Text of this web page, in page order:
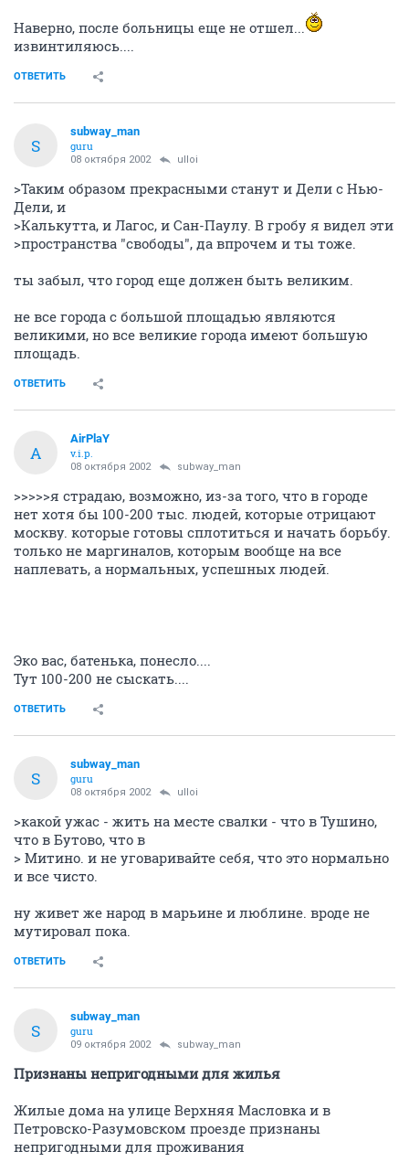
Наверно, после больницы еще не отшел...
извинтиляюсь....
ОТВЕТИТЬ
S
subway_man
guru
08 октября 2002 ulloi
>Таким образом прекрасными станут и Дели с Нью-
Дели, и
>Калькутта, и Лагос, и Сан-Паулу. В гробу я видел эти
>пространства "свободы", да впрочем и ты тоже.
ты забыл, что город еще должен быть великим.
не все города с большой площадью являются
великими, но все великие города имеют большую
площадь.
ОТВЕТИТЬ
A
AirPlaY
v.i.p.
08 октября 2002 subway_man
>>>>>я страдаю, возможно, из-за того, что в городе
нет хотя бы 100-200 тыс. людей, которые отрицают
москву. которые готовы сплотиться и начать борьбу.
только не маргиналов, которым вообще на все
наплевать, а нормальных, успешных людей.
Эко вас, батенька, понесло....
Тут 100-200 не сыскать....
ОТВЕТИТЬ
S
subway_man
guru
08 октября 2002 ulloi
>какой ужас - жить на месте свалки - что в Тушино,
что в Бутово, что в
> Митино. и не уговаривайте себя, что это нормально
и все чисто.
ну живет же народ в марьине и люблине. вроде не
мутировал пока.
ОТВЕТИТЬ
S
subway_man
guru
09 октября 2002 subway_man
Признаны непригодными для жилья
Жилые дома на улице Верхняя Масловка и в
Петровско-Разумовском проезде признаны
непригодными для проживания